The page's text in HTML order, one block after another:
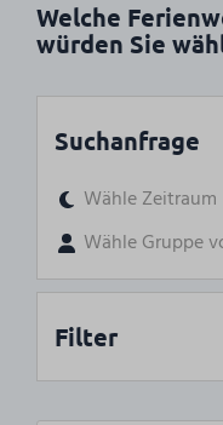
Welche
würden Sie
Suchanfrage
Wähle Zeitraum
Wähle Gruppe
Filter